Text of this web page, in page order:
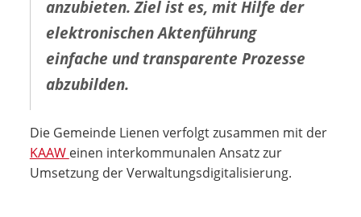
anzubieten. Ziel ist es, mit Hilfe der
elektronischen Aktenführung
einfache und transparente Prozesse
abzubilden.
Die Gemeinde Lienen verfolgt zusammen mit der
KAAW einen interkommunalen Ansatz zur
Umsetzung der Verwaltungsdigitalisierung.